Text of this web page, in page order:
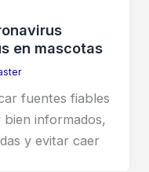
en mascotas
fuentes fiables
informados,
y evitar caer